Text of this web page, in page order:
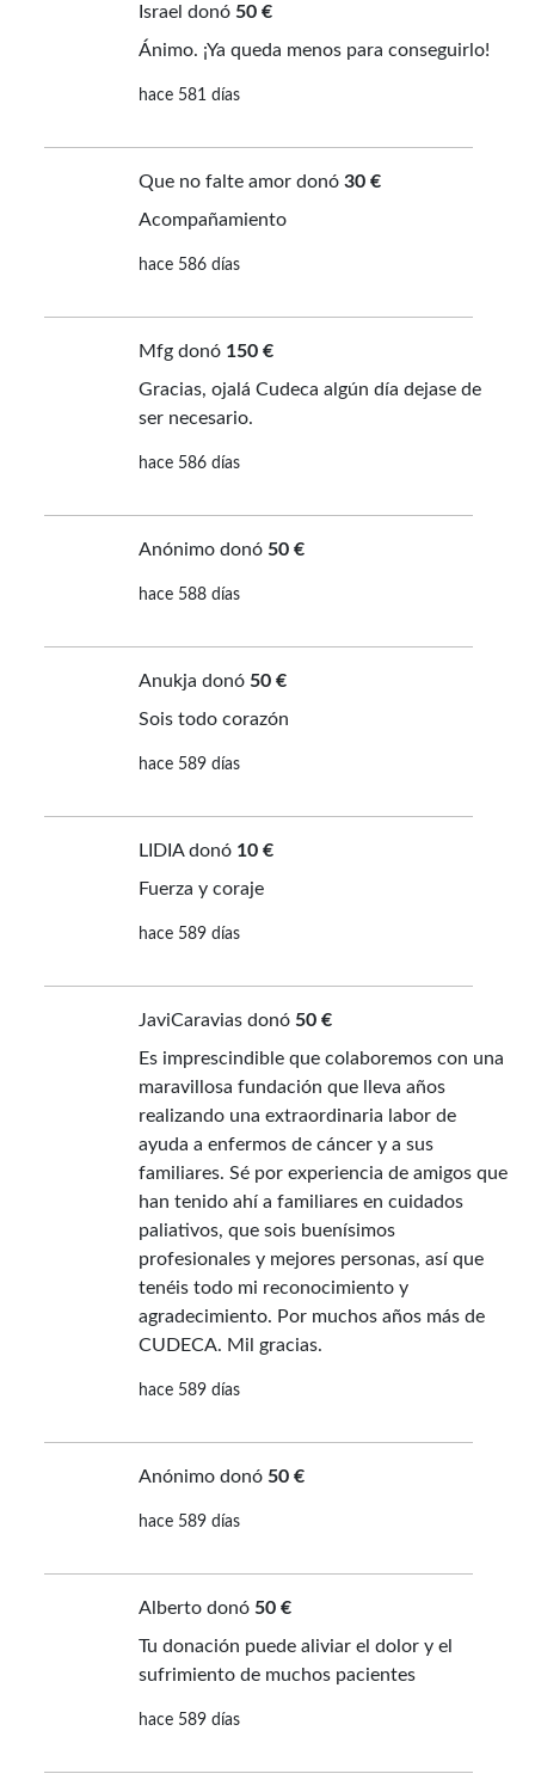
Israel donó 50 €
Ánimo. ¡Ya queda menos para conseguirlo!
hace 581 días
Que no falte amor donó 30 €
Acompañamiento
hace 586 días
Mfg donó 150 €
Gracias, ojalá Cudeca algún día dejase de
ser necesario.
hace 586 días
Anónimo donó 50 €
hace 588 días
Anukja donó 50 €
Sois todo corazón
hace 589 días
LIDIA donó 10 €
Fuerza y coraje
hace 589 días
JaviCaravias donó 50 €
Es imprescindible que colaboremos con una
maravillosa fundación que lleva años
realizando una extraordinaria labor de
ayuda a enfermos de cáncer y a sus
familiares. Sé por experiencia de amigos que
han tenido ahí a familiares en cuidados
paliativos, que sois buenísimos
profesionales y mejores personas, así que
tenéis todo mi reconocimiento y
agradecimiento. Por muchos años más de
CUDECA. Mil gracias.
hace 589 días
Anónimo donó 50 €
hace 589 días
Alberto donó 50 €
Tu donación puede aliviar el dolor y el
sufrimiento de muchos pacientes
hace 589 días